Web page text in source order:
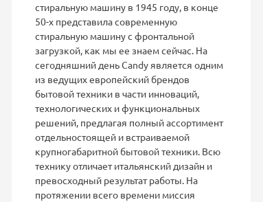
стиральную машину в 1945 году, в конце
50-х представила современную
стиральную машину с фронтальной
загрузкой, как мы ее знаем сейчас. На
сегодняшний день Candy является одним
из ведущих европейский брендов
бытовой техники в части инноваций,
технологических и функциональных
решений, предлагая полный ассортимент
отдельностоящей и встраиваемой
крупногабаритной бытовой техники. Всю
технику отличает итальянский дизайн и
превосходный результат работы. На
протяжении всего времени миссия